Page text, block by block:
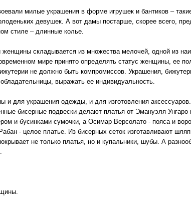
милые украшения в форме игрушек и бантиков –
девушек. А вот дамы постарше, скорее всего,
стиле – длинные колье.
женщины складывается из множества мелочей, одной из
мире принято определять статус женщины, ее
не должно быть компромиссов. Украшения,
выражать ее индивидуальность.
и для украшения одежды, и для изготовления
бисерные подвески делают платья от Эмануэля
и бусинками сумочки, а Осимар Версолато - пояса и
- целое платье. Из бисерных сеток изготавливают
не только платья, но и купальники, шубы. А